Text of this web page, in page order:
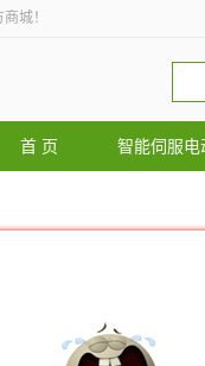
城！
首 页 智能伺服电